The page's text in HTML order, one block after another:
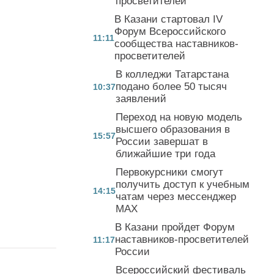
11:11
В Казани стартовал IV
Форум Всероссийского
сообщества наставников-
просветителей
10:37
В колледжи Татарстана
подано более 50 тысяч
заявлений
15:57
Переход на новую модель
высшего образования в
России завершат в
ближайшие три года
14:15
Первокурсники смогут
получить доступ к учебным
чатам через мессенджер
MAX
11:17
В Казани пройдет Форум
наставников-просветителей
России
Всероссийский фестиваль